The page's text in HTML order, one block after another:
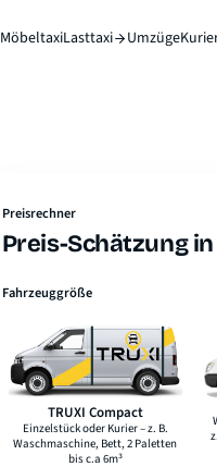
MöbeltaxiLasttaxi Umzüge
Preisrechner
Preis-Schätzung
Fahrzeuggröße
TRUXI Compact
Laderaumlänge
2,1 m
Laderaumbreite
1,3 m
Laderaumhöhe